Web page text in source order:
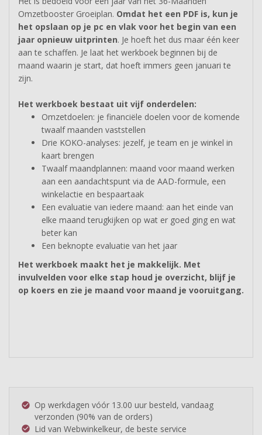
Omzetbooster Groeiplan. Omdat het een PDF is, kun je
het opslaan op je pc en vlak voor het begin van een
jaar opnieuw uitprinten. Je hoeft het dus maar één keer
aan te schaffen. Je laat het werkboek beginnen bij de
maand waarin je start, dat hoeft immers geen januari te
zijn.
Het werkboek bestaat uit vijf onderdelen:
Omzetdoelen: je financiële doelen voor de komende
twaalf maanden vaststellen
Drie KOKO-analyses: jezelf, je team en je winkel in
kaart brengen
Twaalf maandplannen: maand voor maand werken
aan een aandachtspunt via de AAD-formule, een
winkelactie en bespaartaak
Een evaluatie van iedere maand: aan het einde van
elke maand terugkijken op wat er goed ging en wat
beter kan
Een beknopte evaluatie van het jaar
Het werkboek maakt het je makkelijk. Met
invulvelden voor elke stap houd je overzicht, blijf je
op koers en zie je maand voor maand je vooruitgang.
check_circle Op werkdagen vóór 13.00 uur besteld, vandaag
verzonden (90% van de orders)
check_circle Lid van Webwinkelkeur, de beste service